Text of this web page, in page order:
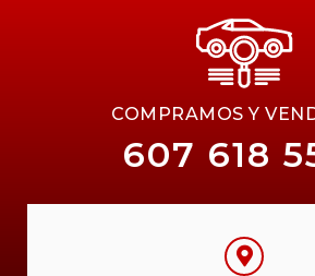
COMPRAMOS Y
607 618